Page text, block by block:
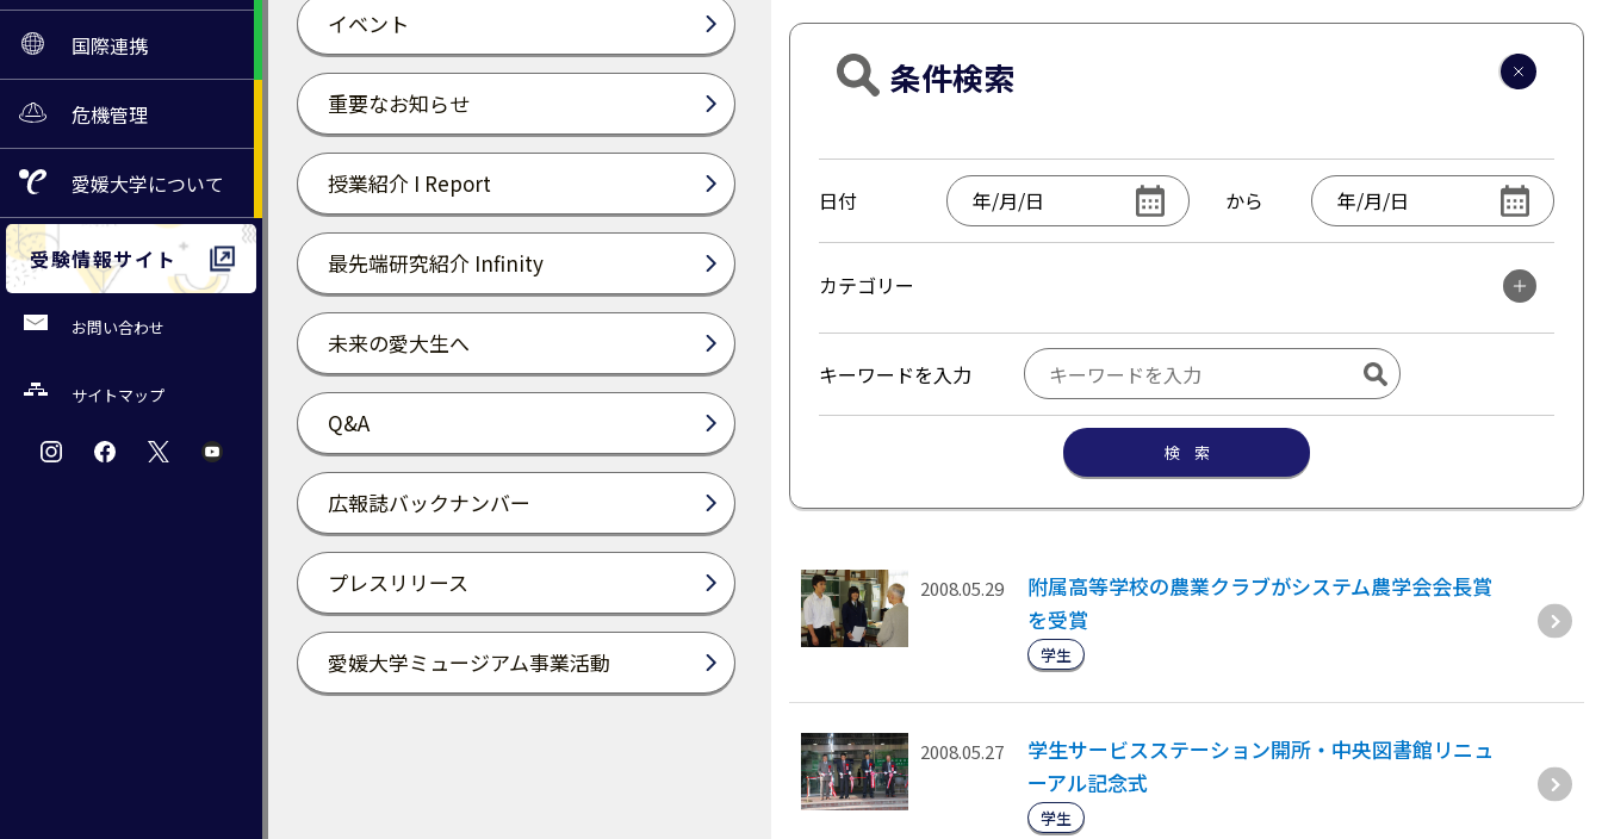
国際連携
危機管理
愛媛大学について
受験情報サイト
お問い合わせ
サイトマップ
イベント
重要なお知らせ
授業紹介 I Report
最先端研究紹介 Infinity
未来の愛大生へ
Q&A
広報誌バックナンバー
プレスリリース
愛媛大学ミュージアム事業活動
条件検索
日付 から
カテゴリー
キーワードを入力
検 索
2008.05.29
附属高等学校の農業クラブがシステム農学会会長賞
を受賞
学生
2008.05.27
学生サービスステーション開所・中央図書館リニュ
ーアル記念式
学生